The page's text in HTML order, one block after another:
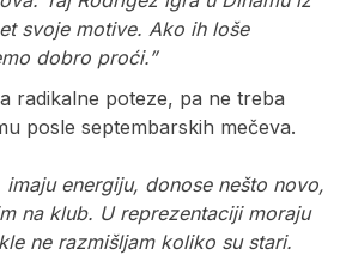
svoje motive. Ako ih loše
dobro proći.”
radikalne poteze, pa ne treba
posle septembarskih mečeva.
imaju energiju, donose nešto novo,
na klub. U reprezentaciji moraju
ne razmišljam koliko su stari.